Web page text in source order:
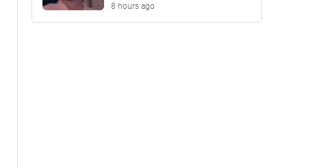
8 hours ago